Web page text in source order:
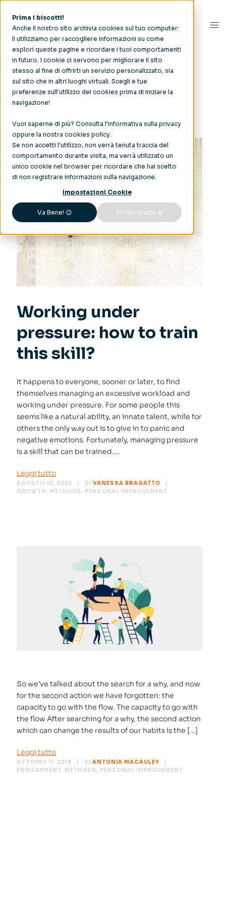
Prima i biscotti!
Anche il nostro sito archivia cookies sul tuo computer:
li utilizziamo per raccogliere informazioni su come
esplori queste pagine e ricordare i tuoi comportamenti
in futuro. I cookie ci servono per migliorare il sito
stesso al fine di offrirti un servizio personalizzato, sia
sul sito che in altri luoghi virtuali. Scegli e tue
preferenze sull'utilizzo dei cookies prima di iniziare la
navigazione!
Vuoi saperne di più? Consulta l'informativa sulla privacy
oppure la nostra cookies policy.
Se non accetti l'utilizzo, non verrà tenuta traccia del
comportamento durante visita, ma verrà utilizzato un
unico cookie nel browser per ricordare che hai scelto
di non registrare informazioni sulla navigazione.
Impostazioni Cookie
Va Bene! 😉 Ah No Grazie 😬
Categoria:Personal
improvement
Working under
pressure: how to train
this skill?
It happens to everyone, sooner or later, to find
themselves managing an excessive workload and
working under pressure. For some people this
seems like a natural ability, an innate talent, while for
others the only way out is to give in to panic and
negative emotions. Fortunately, managing pressure
is a skill that can be trained….
Leggi tutto
AGOSTO 22, 2022 DIVANESSA BRAGATTO
GROWTH , METHODS , PERSONAL IMPROVEMENT
So we’ve talked about the search for a why, and now
for the second action we have forgotten: the
capacity to go with the flow. The capacity to go with
the flow After searching for a why, the second action
which can change the results of our habits is the […]
Leggi tutto
OTTOBRE 11, 2018 DIANTONIA MACAULEY
ENGAGEMENT, METHODS , PERSONAL IMPROVEMENT